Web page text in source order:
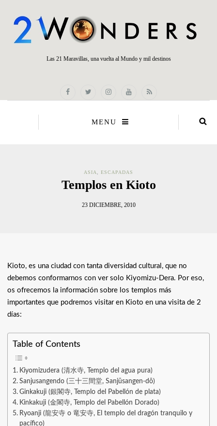
Las 21 Maravillas, una vuelta al Mundo y mil destinos
MENU
ASIA ESCAPADAS
Templos en Kioto
23 DICIEMBRE, 2010
Kioto, es una ciudad con tanta diversidad cultural, que no
debemos conformarnos con ver solo Kiyomizu-Dera. Por eso,
os ofrecemos la información sobre los templos más
importantes que podremos visitar en Kioto en una visita de 2
días:
Table of Contents
Kiyomizudera (清水寺, Templo del agua pura)
Sanjusangendo (三十三間堂, Sanjūsangen-dō)
Ginkakuji (銀閣寺, Templo del Pabellón de plata)
Kinkakuji (金閣寺, Templo del Pabellón Dorado)
Ryoanji (龍安寺 o 竜安寺, El templo del dragón tranquilo y
pacífico)